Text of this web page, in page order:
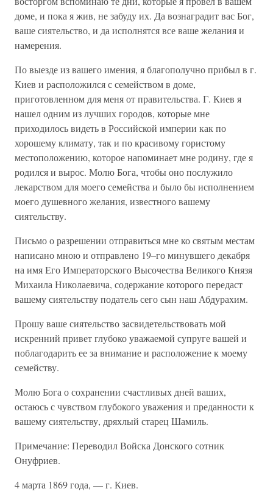
доме, и пока я жив, не забуду их. Да вознаградит вас Бог,
ваше сиятельство, и да исполнятся все ваше желания и
намерения.
По выезде из вашего имения, я благополучно прибыл в г.
Киев и расположился с семейством в доме,
приготовленном для меня от правительства. Г. Киев я
нашел одним из лучших городов, которые мне
приходилось видеть в Российской империи как по
хорошему климату, так и по красивому гористому
местоположению, которое напоминает мне родину, где я
родился и вырос. Молю Бога, чтобы оно послужило
лекарством для моего семейства и было бы исполнением
моего душевного желания, известного вашему
сиятельству.
Письмо о разрешении отправиться мне ко святым местам
написано мною и отправлено 19–го минувшего декабря
на имя Его Императорского Высочества Великого Князя
Михаила Николаевича, содержание которого передаст
вашему сиятельству податель сего сын наш Абдурахим.
Прошу ваше сиятельство засвидетельствовать мой
искренний привет глубоко уважаемой супруге вашей и
поблагодарить ее за внимание и расположение к моему
семейству.
Молю Бога о сохранении счастливых дней ваших,
остаюсь с чувством глубокого уважения и преданности к
вашему сиятельству, дряхлый старец Шамиль.
Примечание: Переводил Войска Донского сотник
Онуфриев.
4 марта 1869 года, — г. Киев.